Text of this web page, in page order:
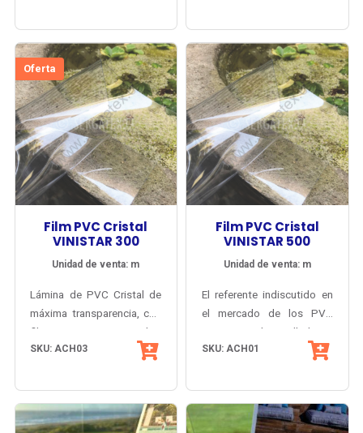
tacto cálido y suave, para
vestuario
clínico/quirúrgico,
laboratorios, industrias
farmacéutica y alimentaria.
vestuario
Clínico/Quirúrgico,
laboratorios, industria
farmacéutica e industria de
alimentos.
Oferta
Film PVC Cristal
VINISTAR 300
Unidad de venta: m
Lámina de PVC Cristal de
máxima transparencia, con
filtro protector UV sobre
95% y fabricación
térmico menor a 3%
(comparado con 10% del
PVC cristal genérico). No
SKU: ACH03
Film PVC Cristal
VINISTAR 500
Unidad de venta: m
El referente indiscutido en
el mercado de los PVC
CRISTAL, desarrollado y
fabricado en Japón.
transparencia, con filtro
protector UV sobre 95%.
Encogimiento térmico
SKU: ACH01